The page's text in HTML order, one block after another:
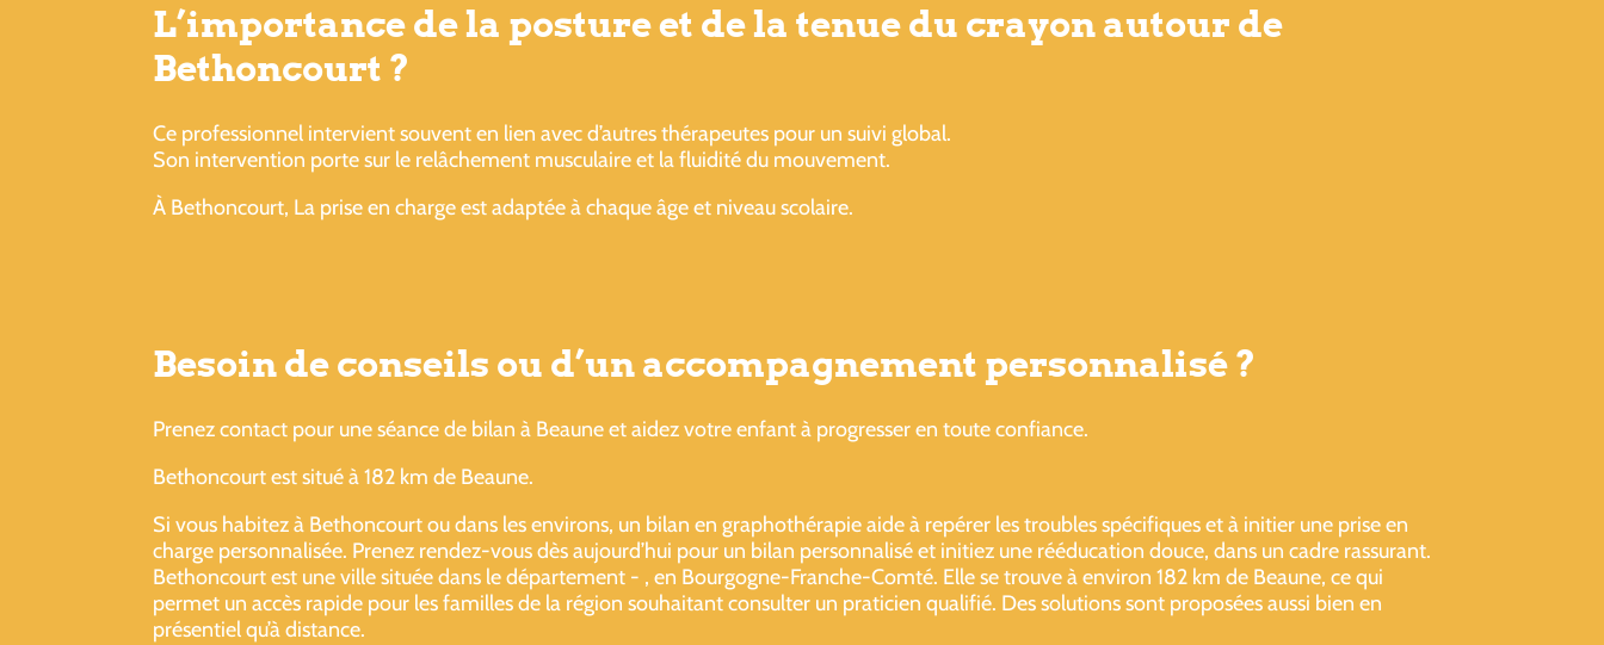
L’importance de la posture et de la tenue du crayon autour de
Bethoncourt ?
Ce professionnel intervient souvent en lien avec d’autres thérapeutes pour un suivi global.
Son intervention porte sur le relâchement musculaire et la fluidité du mouvement.
À Bethoncourt, La prise en charge est adaptée à chaque âge et niveau scolaire.
Besoin de conseils ou d’un accompagnement personnalisé ?
Prenez contact pour une séance de bilan à Beaune et aidez votre enfant à progresser en toute confiance.
Bethoncourt est situé à 182 km de Beaune.
Si vous habitez à Bethoncourt ou dans les environs, un bilan en graphothérapie aide à repérer les troubles spécifiques et à initier une prise en
charge personnalisée. Prenez rendez-vous dès aujourd’hui pour un bilan personnalisé et initiez une rééducation douce, dans un cadre rassurant.
Bethoncourt est une ville située dans le département - , en Bourgogne-Franche-Comté. Elle se trouve à environ 182 km de Beaune, ce qui
permet un accès rapide pour les familles de la région souhaitant consulter un praticien qualifié. Des solutions sont proposées aussi bien en
présentiel qu’à distance.